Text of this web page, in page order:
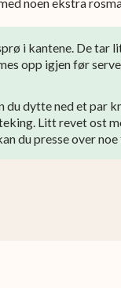
i kantene. De tar
opp igjen før
dytte ned et par
Litt revet ost
du presse over